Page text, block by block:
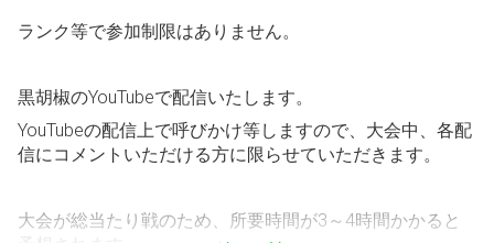
ランク等で参加制限はありません。
黒胡椒のYouTubeで配信いたします。
YouTubeの配信上で呼びかけ等しますので、大会中、各配
信にコメントいただける方に限らせていただきます。
大会が総当たり戦のため、所要時間が3～4時間かかると